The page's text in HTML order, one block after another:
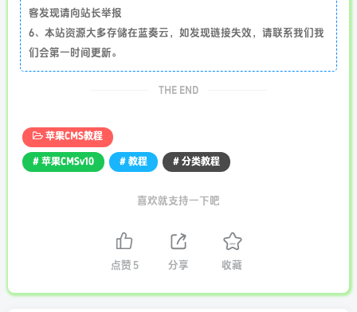
客发现请向站长举报
6、本站资源大多存储在蓝奏云，如发现链接失效，请联系我们我
们会第一时间更新。
THE END
苹果CMS教程
# 苹果CMSv10 # 教程 # 分类教程
喜欢就支持一下吧
点赞 5 分享 收藏